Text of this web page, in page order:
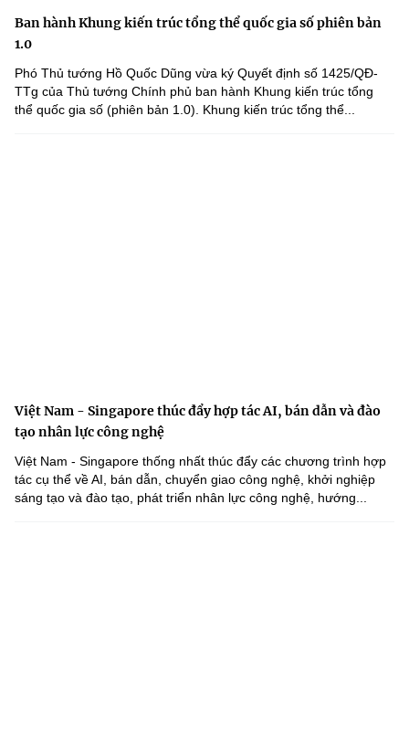
Ban hành Khung kiến trúc tổng thể quốc gia số phiên bản
1.0
Phó Thủ tướng Hồ Quốc Dũng vừa ký Quyết định số 1425/QĐ-
TTg của Thủ tướng Chính phủ ban hành Khung kiến trúc tổng
thể quốc gia số (phiên bản 1.0). Khung kiến trúc tổng thể...
Việt Nam - Singapore thúc đẩy hợp tác AI, bán dẫn và đào
tạo nhân lực công nghệ
Việt Nam - Singapore thống nhất thúc đẩy các chương trình hợp
tác cụ thể về AI, bán dẫn, chuyển giao công nghệ, khởi nghiệp
sáng tạo và đào tạo, phát triển nhân lực công nghệ, hướng...